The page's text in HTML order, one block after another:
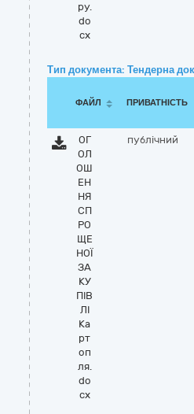
ру.
do
cx
Тип документа: Тендерна
ФАЙЛ ПРИВАТНІСТЬ
ОГ
ОЛ
ОШ
ЕН
НЯ
СП
РО
ЩЕ
НОЇ
ЗА
КУ
ПІВ
ЛІ
Ка
рт
оп
ля.
do
cx
публічний